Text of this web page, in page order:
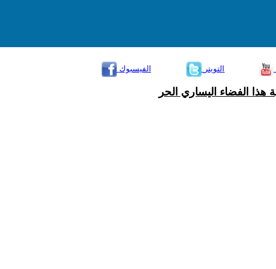
الفيسبوك
التويتر
هذا الفضاء اليساري الحر